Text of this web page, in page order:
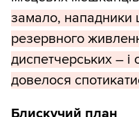
замало, нападники
резервного
диспетчерських –
довелося
Блискучий план